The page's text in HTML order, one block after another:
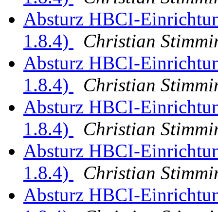
Absturz HBCI-
1.8.4)
Christian
Absturz HBCI-
1.8.4)
Christian
Absturz HBCI-
1.8.4)
Christian
Absturz HBCI-
1.8.4)
Christian
Absturz HBCI-